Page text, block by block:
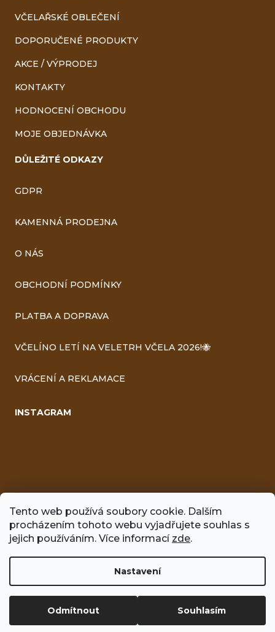
Tento web používá soubory cookie. Dalším
procházením tohoto webu vyjadřujete souhlas s
jejich používáním. Více informací zde.
Nastavení
Odmítnout Souhlasím
VČELAŘSKÉ OBLEČENÍ
DOPORUČENÉ PRODUKTY
AKCE / VÝPRODEJ
KONTAKTY
HODNOCENÍ OBCHODU
MOJE OBJEDNÁVKA
DŮLEŽITÉ ODKAZY
GDPR
KAMENNÁ PRODEJNA
O NÁS
OBCHODNÍ PODMÍNKY
PLATBA A DOPRAVA
VČELÍNO LETÍ NA VELETRH VČELA 2026!🐝
VRÁCENÍ A REKLAMACE
INSTAGRAM
FACEBOOK
Vytvořil Shoptet
Copyright 2026Včelíno . Všechna práva vyhrazena.Upravit